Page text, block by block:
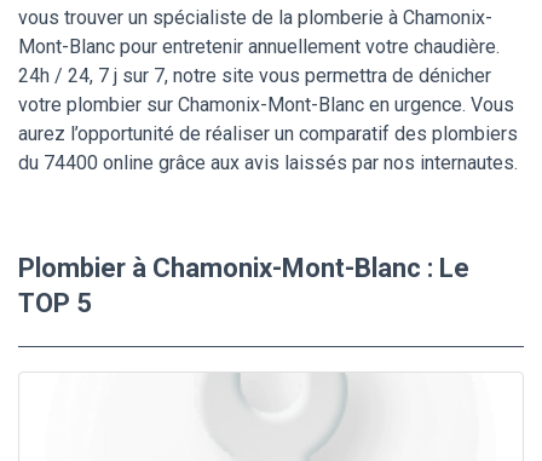
vous trouver un spécialiste de la plomberie à Chamonix-
Mont-Blanc pour entretenir annuellement votre chaudière.
24h / 24, 7 j sur 7, notre site vous permettra de dénicher
votre plombier sur Chamonix-Mont-Blanc en urgence. Vous
aurez l’opportunité de réaliser un comparatif des plombiers
du 74400 online grâce aux avis laissés par nos internautes.
Plombier à Chamonix-Mont-Blanc : Le
TOP 5